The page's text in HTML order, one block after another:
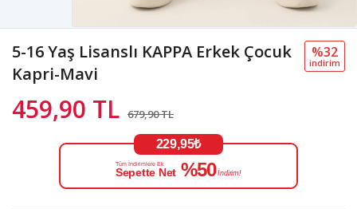
5-16 Yaş Lisanslı KAPPA Erkek Çocuk
Kapri-Mavi
459,90 TL 679,90 TL
%32
i̇ndi̇ri̇m
229,95₺
Tüm İndirimlere Ek
Sepette Net %50 İndirim!